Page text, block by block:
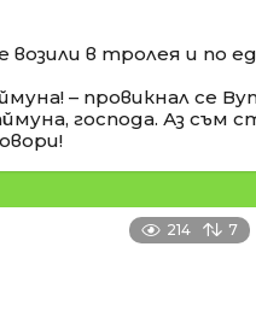
возили в тролея и по
– провикнал се
господа. Аз съм
214 7